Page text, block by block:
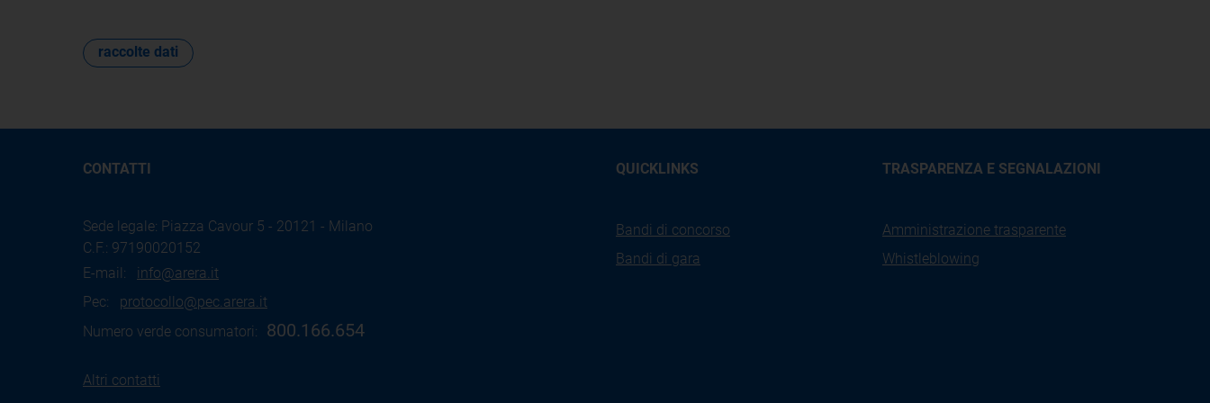
raccolte dati
CONTATTI
Sede legale: Piazza Cavour 5 - 20121 - Milano
C.F.: 97190020152
E-mail: info@arera.it
Pec: protocollo@pec.arera.it
Numero verde consumatori:
800.166.654
Altri contatti
QUICKLINKS
Bandi di concorso
Bandi di gara
TRASPARENZA E SEGNALAZIONI
Amministrazione trasparente
Whistleblowing